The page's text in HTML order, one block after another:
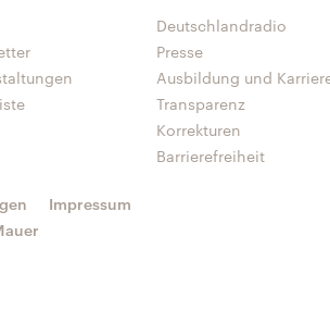
Deutschlandradio
Presse
Ausbildung und
Transparenz
Korrekturen
Barrierefreiheit
Impressum